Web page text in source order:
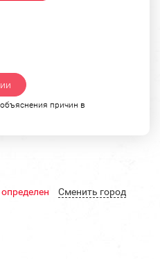
причин в
определен Cменить город